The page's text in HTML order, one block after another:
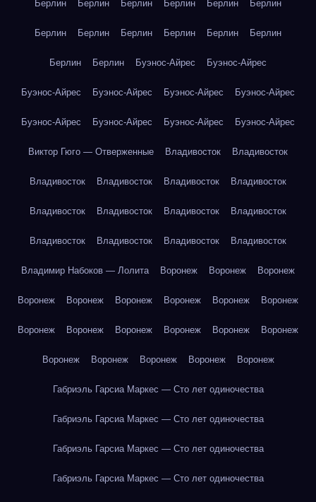
Берлин Берлин Берлин Берлин Берлин Берлин
Берлин Берлин Берлин Берлин Берлин Берлин
Берлин Берлин Буэнос-Айрес Буэнос-Айрес
Буэнос-Айрес Буэнос-Айрес Буэнос-Айрес Буэнос-Айрес
Буэнос-Айрес Буэнос-Айрес Буэнос-Айрес Буэнос-Айрес
Виктор Гюго — Отверженные Владивосток Владивосток
Владивосток Владивосток Владивосток Владивосток
Владивосток Владивосток Владивосток Владивосток
Владивосток Владивосток Владивосток Владивосток
Владимир Набоков — Лолита Воронеж Воронеж Воронеж
Воронеж Воронеж Воронеж Воронеж Воронеж Воронеж
Воронеж Воронеж Воронеж Воронеж Воронеж Воронеж
Воронеж Воронеж Воронеж Воронеж Воронеж
Габриэль Гарсиа Маркес — Сто лет одиночества
Габриэль Гарсиа Маркес — Сто лет одиночества
Габриэль Гарсиа Маркес — Сто лет одиночества
Габриэль Гарсиа Маркес — Сто лет одиночества